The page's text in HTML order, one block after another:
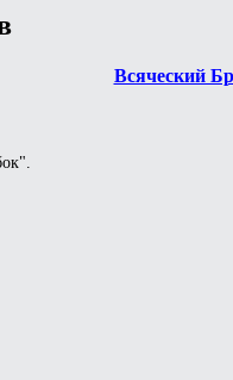
Всяческий